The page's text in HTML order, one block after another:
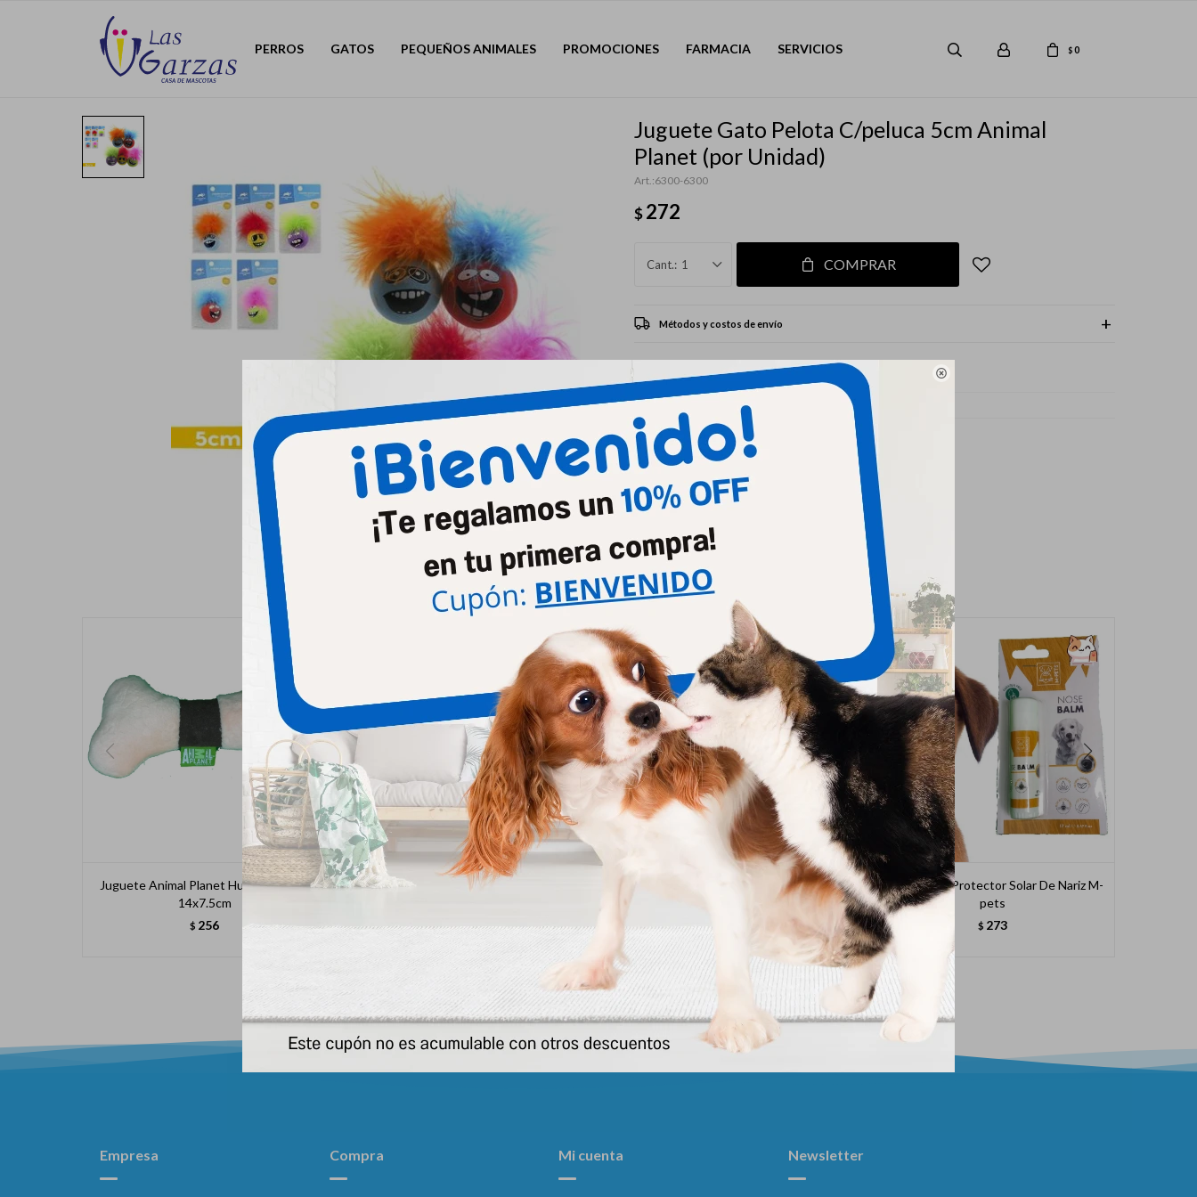

PERROS GATOS PEQUEÑOS ANIMALES PROMOCIONES FARMACIA SERVICIOS $0
Juguete Gato Pelota C/peluca 5cm Animal
Planet (por Unidad)
6300-6300
$272
1 COMPRAR
Métodos y costos de envío
CARACTERÍSTICAS
Mascota
Productos que te pueden interesar
Juguete Animal Planet Hueso De Tela
14x7.5cm
$ 256
Bozal P/ Perro Nº6
Bola Para Comestibles Gato Animal
Planet 8.5cm (por Unidad)
Nose Balm - Protector Solar De Nariz M-
pets
$ 273
Empresa Compra Mi cuenta Newsletter